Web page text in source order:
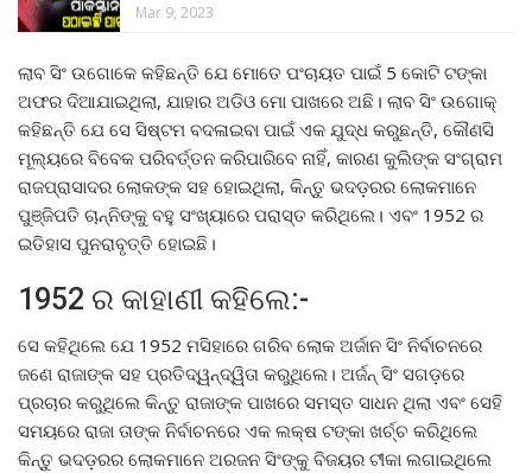
Mar 9, 2023
ଲାବ ସିଂ ଉଗୋକେ କହିଛନ୍ତି ଯେ ମୋତେ ପଂଚାୟତ ପାଇଁ 5 କୋଟି ଟଙ୍କା
ଅଫର ଦିଆଯାଇଥିଲା, ଯାହାର ଅଡିଓ ମୋ ପାଖରେ ଅଛି। ଲାବ ସିଂ ଉଗୋକ୍
କହିଛନ୍ତି ଯେ ସେ ସିଷ୍ଟମ ବଦଳାଇବା ପାଇଁ ଏକ ଯୁଦ୍ଧ କରୁଛନ୍ତି, କୌଣସି
ମୂଲ୍ୟରେ ବିବେକ ପରିବର୍ତ୍ତନ କରିପାରିବେ ନାହିଁ, କାରଣ କୁଲିଙ୍କ ସଂଗ୍ରାମ
ରାଜପ୍ରାସାଦର ଲୋକଙ୍କ ସହ ହୋଇଥିଲା, କିନ୍ତୁ ଭଦଡ଼ରର ଲୋକମାନେ
ପୁଞ୍ଜିପତି ଚାନ୍ନିଙ୍କୁ ବହୁ ସଂଖ୍ୟାରେ ପରାସ୍ତ କରିଥିଲେ। ଏବଂ 1952 ର
ଇତିହାସ ପୁନରାବୃତ୍ତି ହୋଇଛି।
1952 ର କାହାଣୀ କହିଲେ:-
ସେ କହିଥିଲେ ଯେ 1952 ମସିହାରେ ଗରିବ ଲୋକ ଅର୍ଜାନ ସିଂ ନିର୍ବାଚନରେ ​​
ଜଣେ ରାଜାଙ୍କ ସହ ପ୍ରତିଦ୍ୱନ୍ଦ୍ୱିତା କରୁଥିଲେ। ଅର୍ଜନ୍ ସିଂ ସଗଡ଼ରେ
ପ୍ରଚାର କରୁଥିଲେ କିନ୍ତୁ ରାଜାଙ୍କ ପାଖରେ ସମସ୍ତ ସାଧନ ଥିଲା ଏବଂ ସେହି
ସମୟରେ ରାଜା ତାଙ୍କ ନିର୍ବାଚନରେ ​​ଏକ ଲକ୍ଷ ଟଙ୍କା ଖର୍ଚ୍ଚ କରିଥିଲେ
କିନ୍ତୁ ଭଦଡ଼ରର ଲୋକମାନେ ଅରଜନ ସିଂଙ୍କୁ ବିଜୟର ଟୀକା ଲଗାଇଥିଲେ